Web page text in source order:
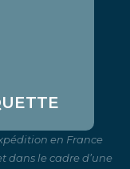
en France
dans le cadre d’une